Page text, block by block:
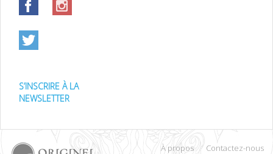
S’INSCRIRE À LA
NEWSLETTER
À propos Contactez-nous